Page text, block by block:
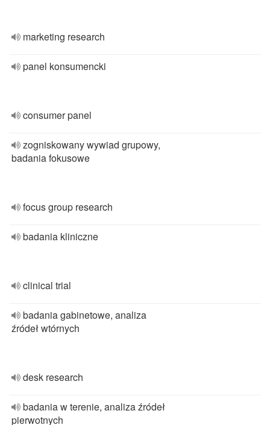
marketing research
panel konsumencki
consumer panel
zogniskowany wywiad grupowy,
badania fokusowe
focus group research
badania kliniczne
clinical trial
badania gabinetowe, analiza
źródeł wtórnych
desk research
badania w terenie, analiza źródeł
pierwotnych